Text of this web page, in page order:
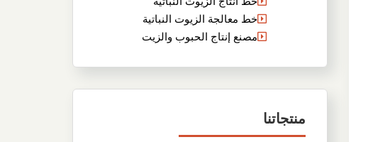
خط معالجة الزيوت النباتية
مصنع إنتاج الحبوب والزيت
منتجاتنا